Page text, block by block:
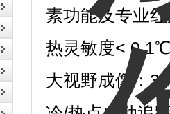
素功能及专业
热灵敏度<
大视野成像：